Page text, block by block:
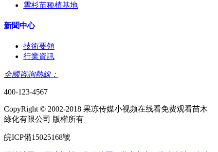
雲杉苗種植基地
新聞中心
技術要領
行業資訊
全國咨詢熱線：
400-123-4567
CopyRight © 2002-2018 果冻传媒小视频在线看免费观看苗木
綠化有限公司 版權所有
皖ICP備15025168號